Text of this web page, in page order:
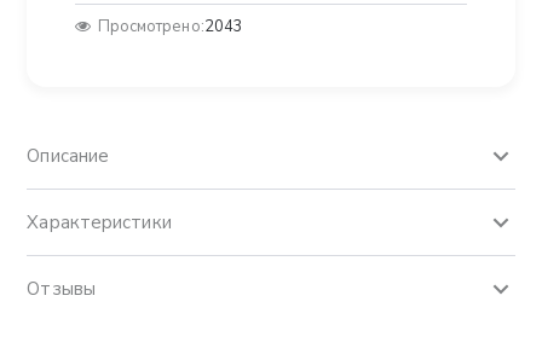
Просмотрено:2043
Описание
Характеристики
Отзывы